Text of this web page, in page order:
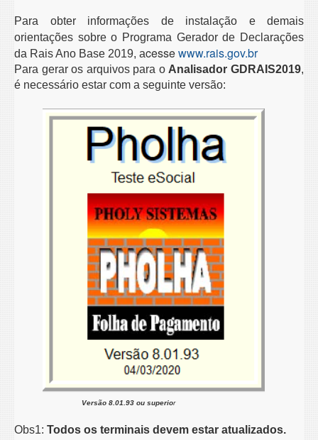
Para obter informações de instalação e demais
orientações sobre o Programa Gerador de Declarações
da Rais Ano Base 2019, acessewww.rais.gov.br
Para gerar os arquivos para o Analisador GDRAIS2019,
é necessário estar com a seguinte versão:
Versão 8.01.93 ou superior
Obs1: Todos os terminais devem estar atualizados.